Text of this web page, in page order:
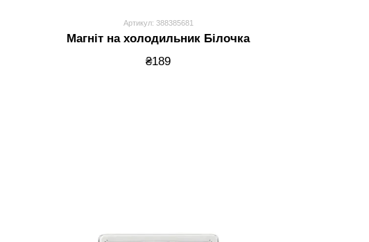
Артикул: 388385681
Магніт на холодильник Білочка
₴189